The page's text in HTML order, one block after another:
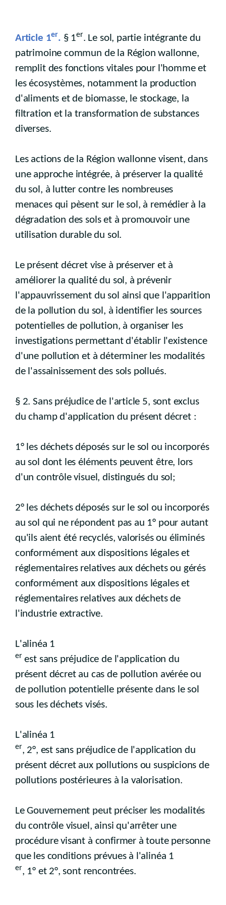
Article 1er. § 1er. Le sol, partie intégrante du
patrimoine commun de la Région wallonne,
remplit des fonctions vitales pour l'homme et
les écosystèmes, notamment la production
d'aliments et de biomasse, le stockage, la
filtration et la transformation de substances
diverses.
Les actions de la Région wallonne visent, dans
une approche intégrée, à préserver la qualité
du sol, à lutter contre les nombreuses
menaces qui pèsent sur le sol, à remédier à la
dégradation des sols et à promouvoir une
utilisation durable du sol.
Le présent décret vise à préserver et à
améliorer la qualité du sol, à prévenir
l'appauvrissement du sol ainsi que l'apparition
de la pollution du sol, à identifier les sources
potentielles de pollution, à organiser les
investigations permettant d'établir l'existence
d'une pollution et à déterminer les modalités
de l'assainissement des sols pollués.
§ 2. Sans préjudice de l'article 5, sont exclus
du champ d'application du présent décret :
1° les déchets déposés sur le sol ou incorporés
au sol dont les éléments peuvent être, lors
d'un contrôle visuel, distingués du sol;
2° les déchets déposés sur le sol ou incorporés
au sol qui ne répondent pas au 1° pour autant
qu'ils aient été recyclés, valorisés ou éliminés
conformément aux dispositions légales et
réglementaires relatives aux déchets ou gérés
conformément aux dispositions légales et
réglementaires relatives aux déchets de
l'industrie extractive.
L'alinéa 1
er est sans préjudice de l'application du
présent décret au cas de pollution avérée ou
de pollution potentielle présente dans le sol
sous les déchets visés.
L'alinéa 1
er, 2°, est sans préjudice de l'application du
présent décret aux pollutions ou suspicions de
pollutions postérieures à la valorisation.
Le Gouvernement peut préciser les modalités
du contrôle visuel, ainsi qu'arrêter une
procédure visant à confirmer à toute personne
que les conditions prévues à l'alinéa 1
er, 1° et 2°, sont rencontrées.